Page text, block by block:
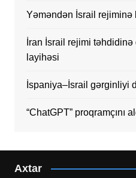
Yəməndən İsrail rejiminə
İran İsrail rejimi
layihəsi
İspaniya–İsrail gərginliyi
“ChatGPT” proqramçını
Axtar